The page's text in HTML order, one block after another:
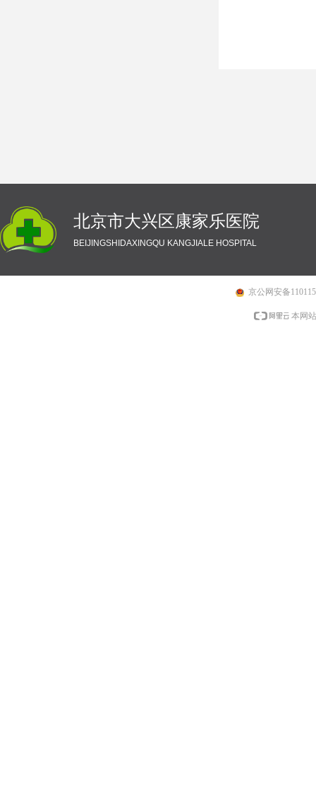
北京市大兴区康家乐医院
BEIJINGSHIDAXINGQU KANGJIALE HOSPITAL
京公网安备
本网